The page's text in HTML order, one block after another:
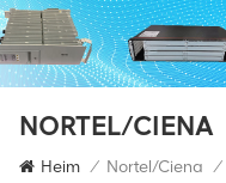
NORTEL/CIENA
Heim / Nortel/Ciena /